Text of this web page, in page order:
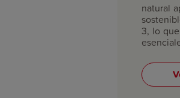
natural
3, lo